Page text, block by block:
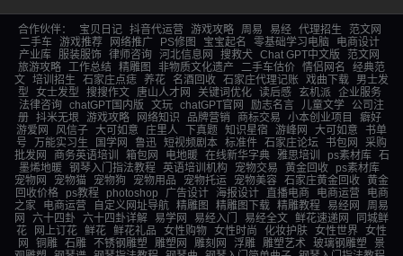
合作伙伴： 宝贝日记 抖音代运营 游戏攻略 周易 易经 代理招生
范文网
二手车
游戏推荐 网络推广 PS修图 宝宝起名 零基础学习电脑
电商设计
产业库
服装服饰 律师咨询 河北信息网 搜救犬 Chat GPT中文版
范文网
旅游攻略
工作总结 精雕图 非物质文化遗产 二手车估价 情侣网名
经典范
文 培训招生 石家庄点痣 养花 名酒回收 石家庄代理记账 戏曲下载
男士发
型
女士发型 搜搜作文 唐山人才网 关键词优化 读后感 玄机派
企业服务
法律咨询 chatGPT国内版 文玩 chatGPT官网 励志名言 儿童文学
公司注
册
抖米无垠 游戏攻略 网络知识 品牌营销 商标交易 小本创业项目
癖好
游爱网
风信子 大可如意 庄里人 下真题 知识星宿 游峰网 大可如意
书单
号
万能实习生 国学网 鲁迅 短视频剧本 标准件 石家庄论坛 书包网
采购
批发网
商务英语培训 箱包网 电地暖 在线新华字典 雅思培训 ps素材库
石
墨烯地暖 钢琴入门指法教程 英语培训机构 宠物交易 黄金回收
ps素材库
宠物网
宠物猫 宠物狗 宠物用品 宠物托运 宠物美容 石家庄黄金回收 黄金
回收价格
ps教程 photoshop 广告设计 海报设计 直播电商 电商运营
电商
之家
电商运营 自定义网址导航 精雕图 精雕图下载 精雕教程 易经网
周易
网
六十四卦 六十四卦详解 易学网 易经入门 易经全文 鲜花速递网
同城鲜
花
网上订花 鲜花 鲜花礼品 女性购物 女性时尚 化妆护肤 女性世界
女性
网
铜雕 石雕 不锈钢雕塑 雕塑网 雕刻网 浮雕 雕塑艺术 玻璃钢雕塑
景